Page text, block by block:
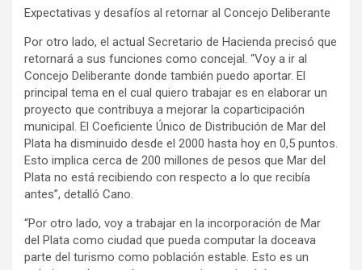
Expectativas y desafíos al retornar al Concejo Deliberante
Por otro lado, el actual Secretario de Hacienda precisó que
retornará a sus funciones como concejal. “Voy a ir al
Concejo Deliberante donde también puedo aportar. El
principal tema en el cual quiero trabajar es en elaborar un
proyecto que contribuya a mejorar la coparticipación
municipal. El Coeficiente Único de Distribución de Mar del
Plata ha disminuido desde el 2000 hasta hoy en 0,5 puntos.
Esto implica cerca de 200 millones de pesos que Mar del
Plata no está recibiendo con respecto a lo que recibía
antes”, detalló Cano.
“Por otro lado, voy a trabajar en la incorporación de Mar
del Plata como ciudad que pueda computar la doceava
parte del turismo como población estable. Esto es un